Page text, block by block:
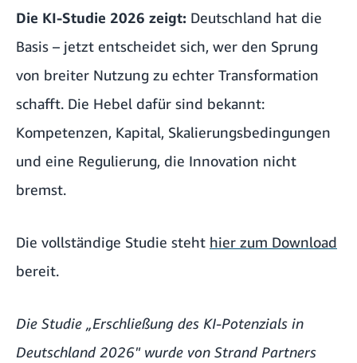
Die KI-Studie 2026 zeigt: Deutschland hat die
Basis – jetzt entscheidet sich, wer den Sprung
von breiter Nutzung zu echter Transformation
schafft. Die Hebel dafür sind bekannt:
Kompetenzen, Kapital, Skalierungsbedingungen
und eine Regulierung, die Innovation nicht
bremst.
Die vollständige Studie steht hier zum Download
bereit.
Die Studie „Erschließung des KI-Potenzials in
Deutschland 2026" wurde von Strand Partners